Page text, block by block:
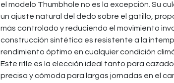
el modelo Thumbhole no es la excepción. Su
un ajuste natural del dedo sobre el gatillo,
más controlado y reduciendo el movimiento
construcción sintética es resistente a la
rendimiento óptimo en cualquier condición
Este rifle es la elección ideal tanto para
precisa y cómoda para largas jornadas en el